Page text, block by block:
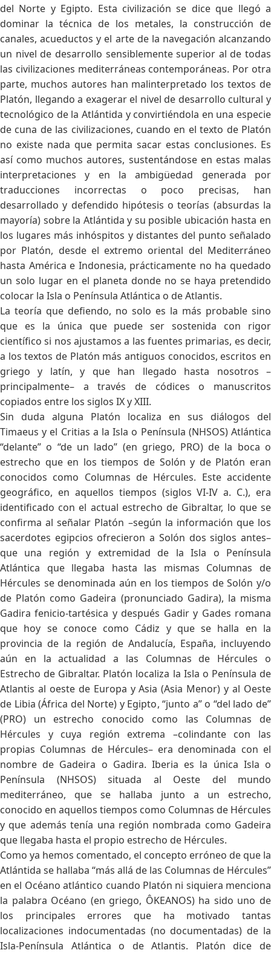
del Norte y Egipto. Esta civilización se dice que llegó a
dominar la técnica de los metales, la construcción de
canales, acueductos y el arte de la navegación alcanzando
un nivel de desarrollo sensiblemente superior al de todas
las civilizaciones mediterráneas contemporáneas. Por otra
parte, muchos autores han malinterpretado los textos de
Platón, llegando a exagerar el nivel de desarrollo cultural y
tecnológico de la Atlántida y convirtiéndola en una especie
de cuna de las civilizaciones, cuando en el texto de Platón
no existe nada que permita sacar estas conclusiones. Es
así como muchos autores, sustentándose en estas malas
interpretaciones y en la ambigüedad generada por
traducciones incorrectas o poco precisas, han
desarrollado y defendido hipótesis o teorías (absurdas la
mayoría) sobre la Atlántida y su posible ubicación hasta en
los lugares más inhóspitos y distantes del punto señalado
por Platón, desde el extremo oriental del Mediterráneo
hasta América e Indonesia, prácticamente no ha quedado
un solo lugar en el planeta donde no se haya pretendido
colocar la Isla o Península Atlántica o de Atlantis.
La teoría que defiendo, no solo es la más probable sino
que es la única que puede ser sostenida con rigor
científico si nos ajustamos a las fuentes primarias, es decir,
a los textos de Platón más antiguos conocidos, escritos en
griego y latín, y que han llegado hasta nosotros –
principalmente– a través de códices o manuscritos
copiados entre los siglos IX y XIII.
Sin duda alguna Platón localiza en sus diálogos del
Timaeus y el Critias a la Isla o Península (NHSOS) Atlántica
“delante” o “de un lado” (en griego, PRO) de la boca o
estrecho que en los tiempos de Solón y de Platón eran
conocidos como Columnas de Hércules. Este accidente
geográfico, en aquellos tiempos (siglos VI-IV a. C.), era
identificado con el actual estrecho de Gibraltar, lo que se
confirma al señalar Platón –según la información que los
sacerdotes egipcios ofrecieron a Solón dos siglos antes–
que una región y extremidad de la Isla o Península
Atlántica que llegaba hasta las mismas Columnas de
Hércules se denominada aún en los tiempos de Solón y/o
de Platón como Gadeira (pronunciado Gadira), la misma
Gadira fenicio-tartésica y después Gadir y Gades romana
que hoy se conoce como Cádiz y que se halla en la
provincia de la región de Andalucía, España, incluyendo
aún en la actualidad a las Columnas de Hércules o
Estrecho de Gibraltar. Platón localiza la Isla o Península de
Atlantis al oeste de Europa y Asia (Asia Menor) y al Oeste
de Libia (África del Norte) y Egipto, “junto a” o “del lado de”
(PRO) un estrecho conocido como las Columnas de
Hércules y cuya región extrema –colindante con las
propias Columnas de Hércules– era denominada con el
nombre de Gadeira o Gadira. Iberia es la única Isla o
Península (NHSOS) situada al Oeste del mundo
mediterráneo, que se hallaba junto a un estrecho,
conocido en aquellos tiempos como Columnas de Hércules
y que además tenía una región nombrada como Gadeira
que llegaba hasta el propio estrecho de Hércules.
Como ya hemos comentado, el concepto erróneo de que la
Atlántida se hallaba “más allá de las Columnas de Hércules”
en el Océano atlántico cuando Platón ni siquiera menciona
la palabra Océano (en griego, ÔKEANOS) ha sido uno de
los principales errores que ha motivado tantas
localizaciones indocumentadas (no documentadas) de la
Isla-Península Atlántica o de Atlantis. Platón dice de